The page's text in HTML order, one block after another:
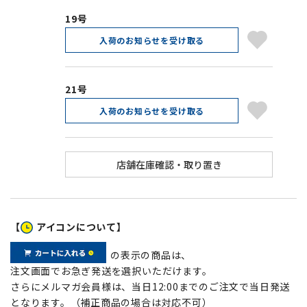
19号
入荷のお知らせを受け取る
21号
入荷のお知らせを受け取る
【 アイコンについて】
の表示の商品は、
注文画面でお急ぎ発送を選択いただけます。
さらにメルマガ会員様は、当日12:00までのご注文で当日発送
となります。（補正商品の場合は対応不可）